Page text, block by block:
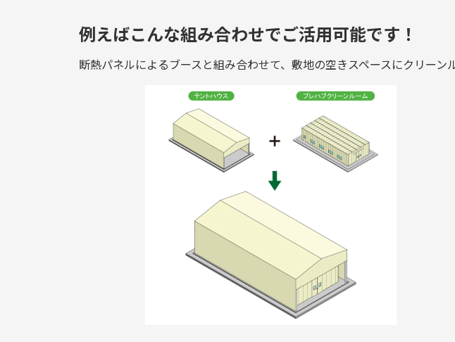
例えばこんな組み合わせでご活用可能です！
断熱パネルによるブースと組み合わせて、敷地の空きスペースにクリーン